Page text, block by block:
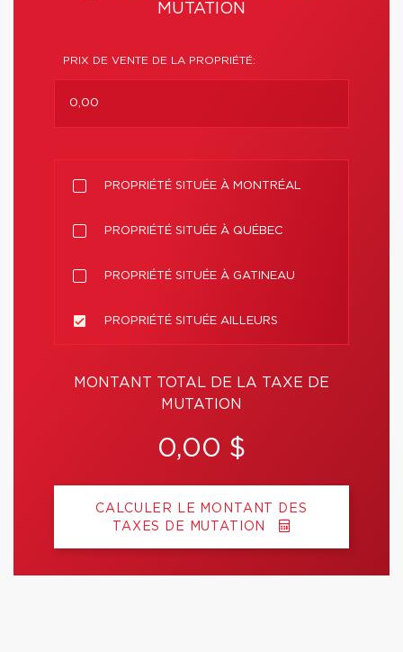
MUTATION
PRIX DE VENTE DE LA PROPRIÉTÉ:
PROPRIÉTÉ SITUÉE À MONTRÉAL
PROPRIÉTÉ SITUÉE À QUÉBEC
PROPRIÉTÉ SITUÉE À GATINEAU
PROPRIÉTÉ SITUÉE AILLEURS
MONTANT TOTAL DE LA TAXE DE
MUTATION
0,00 $
CALCULER LE MONTANT DES
TAXES DE MUTATION